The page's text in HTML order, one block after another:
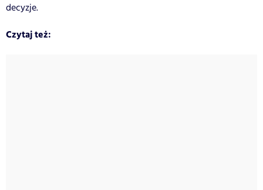
decyzje.
Czytaj też: